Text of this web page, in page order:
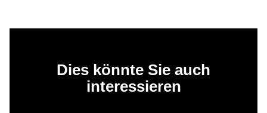
Dies könnte Sie auch
interessieren